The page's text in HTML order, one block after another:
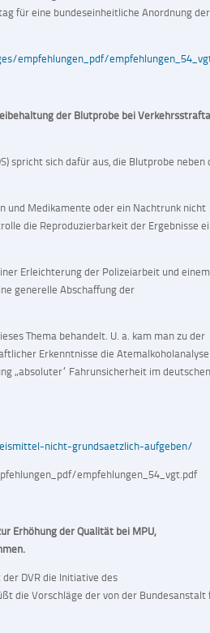
für eine bundeseinheitliche Anordnung
empfehlungen_pdf/
der Blutprobe bei
spricht sich dafür aus, die Blutprobe neben
und Medikamente oder ein Nachtrunk nicht
die Reproduzierbarkeit der Ergebnisse
Erleichterung der Polizeiarbeit und einem
generelle Abschaffung der
Thema behandelt. U. a. kam man zu der
Erkenntnisse die Atemalkoholanalyse
„absoluter“ Fahrunsicherheit im deutschen
nicht-grundsaetzlich-aufgeben/
empfehlungen_54_vgt.pdf
Erhöhung der Qualität bei MPU,
DVR die Initiative des
die Vorschläge der von der Bundesanstalt